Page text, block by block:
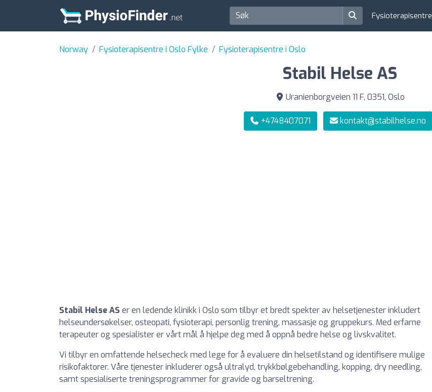
Fysioterapisentre
Norway Fysioterapisentre i Oslo Fylke Fysioterapisentre i Oslo
Stabil Helse AS
Uranienborgveien 11 F, 0351, Oslo
+4748407071 kontakt@stabilhelse.no
Stabil Helse AS er en ledende klinikk i Oslo som tilbyr et bredt spekter av helsetjenester inkludert
helseundersøkelser, osteopati, fysioterapi, personlig trening, massasje og gruppekurs. Med erfarne
terapeuter og spesialister er vårt mål å hjelpe deg med å oppnå bedre helse og livskvalitet.
Vi tilbyr en omfattende helsecheck med lege for å evaluere din helsetilstand og identifisere mulige
risikofaktorer. Våre tjenester inkluderer også ultralyd, trykkbølgebehandling, kopping, dry needling,
samt spesialiserte treningsprogrammer for gravide og barseltrening.